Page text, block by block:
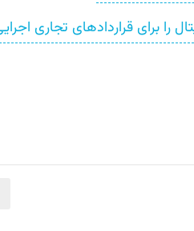
را برای قراردادهای تجاری